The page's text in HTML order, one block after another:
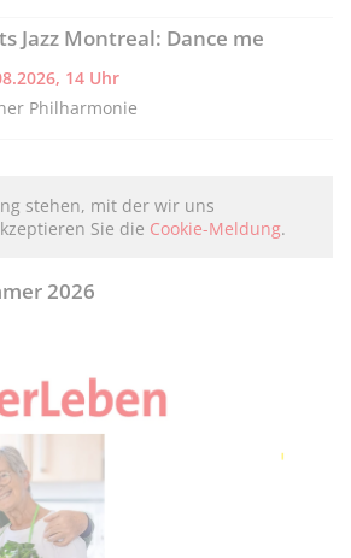
Jazz Montreal: Dance me
14 Uhr
Philharmonie
stehen, mit der wir uns
Sie die Cookie-Meldung.
2026